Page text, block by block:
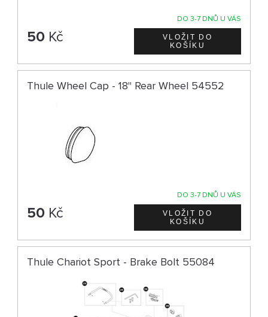
DO 3-7 DNŮ U VÁS
50 Kč
Thule Wheel Cap - 18" Rear Wheel 54552
DO 3-7 DNŮ U VÁS
50 Kč
Thule Chariot Sport - Brake Bolt 55084